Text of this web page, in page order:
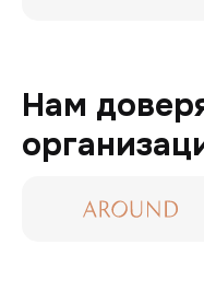
Нам